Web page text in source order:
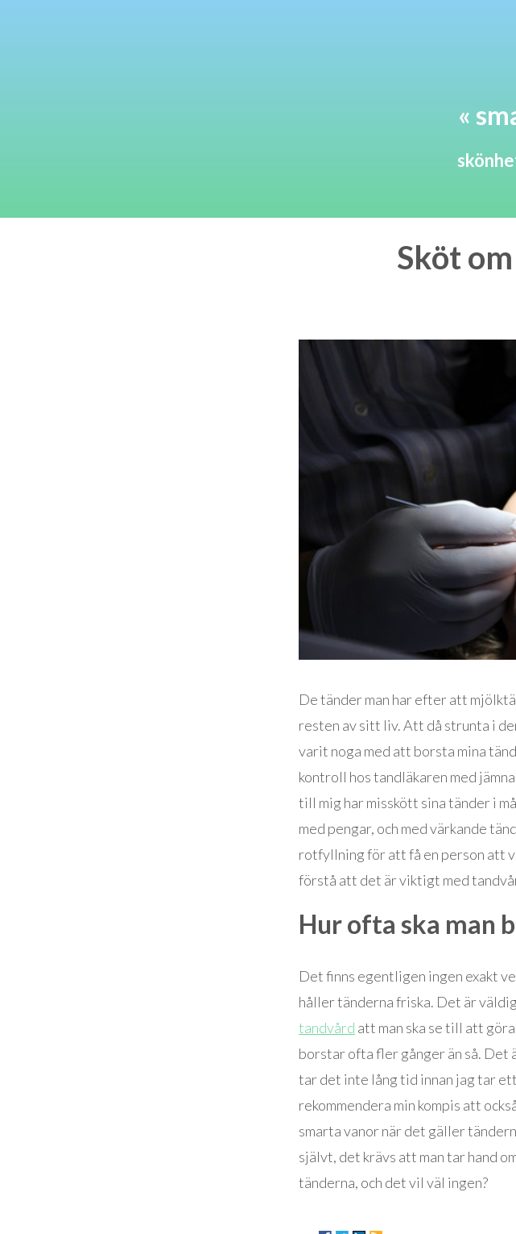
«
Sköt
De tänder man har efter att
resten av sitt liv. Att då strunta i
varit noga med att borsta mina
kontroll hos tandläkaren med
till mig har misskött sina tänder i
med pengar, och med värkande
rotfyllning för att få en person att
förstå att det är viktigt med
Hur ofta ska man
Det finns egentligen ingen exakt
håller tänderna friska. Det är
tandvård att man ska se till att
borstar ofta fler gånger än så. Det
tar det inte lång tid innan jag tar
rekommendera min kompis att
smarta vanor när det gäller
självt, det krävs att man tar hand
tänderna, och det vil väl ingen?